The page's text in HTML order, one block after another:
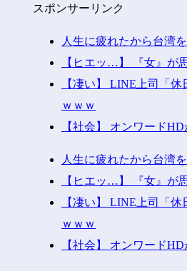
スポンサーリンク
人生に疲れたから台湾
【ヒエッ…】 『女』が
【凄い】 LINE上司「
ｗｗｗ
【社会】 オンワード
人生に疲れたから台湾
【ヒエッ…】 『女』が
【凄い】 LINE上司「
ｗｗｗ
【社会】 オンワード